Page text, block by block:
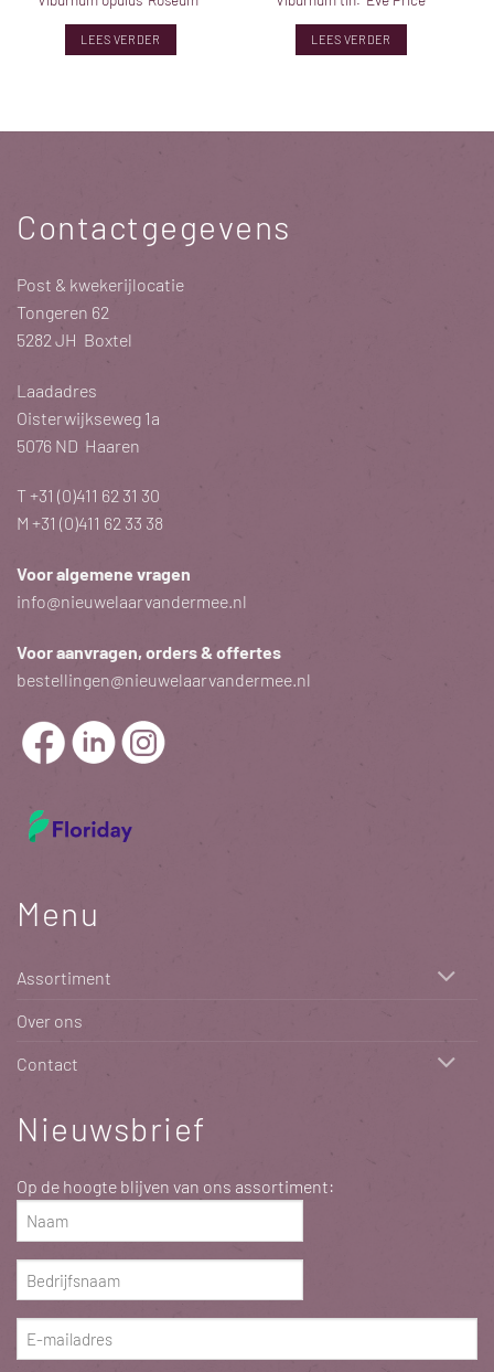
LEES VERDER LEES VERDER
Contactgegevens
Post & kwekerijlocatie
Tongeren 62
5282 JH Boxtel
Laadadres
Oisterwijkseweg 1a
5076 ND Haaren
T+31 (0)411 62 31 30
M +31 (0)411 62 33 38
Voor algemene vragen
info@nieuwelaarvandermee.nl
Voor aanvragen, orders & offertes
bestellingen@nieuwelaarvandermee.nl
Menu
Assortiment
Over ons
Contact
Nieuwsbrief
Op de hoogte blijven van ons assortiment:
Naam
(Vereist)
Bedrijfsnaam
(Vereist)
E-
mailadres